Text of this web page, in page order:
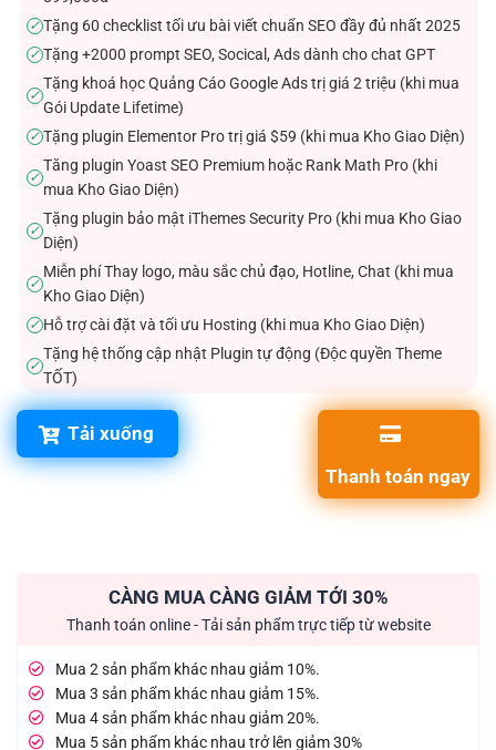
✓Tặng 60 checklist tối ưu bài viết chuẩn SEO đầy đủ nhất 2025
✓Tặng +2000 prompt SEO, Socical, Ads dành cho chat GPT
✓
Tặng khoá học Quảng Cáo Google Ads trị giá 2 triệu (khi mua
Gói Update Lifetime)
✓Tặng plugin Elementor Pro trị giá $59 (khi mua Kho Giao Diện)
✓
Tăng plugin Yoast SEO Premium hoặc Rank Math Pro (khi
mua Kho Giao Diện)
✓
Tặng plugin bảo mật iThemes Security Pro (khi mua Kho Giao
Diện)
✓
Miễn phí Thay logo, màu sắc chủ đạo, Hotline, Chat (khi mua
Kho Giao Diện)
✓Hỗ trợ cài đặt và tối ưu Hosting (khi mua Kho Giao Diện)
✓
Tặng hệ thống cập nhật Plugin tự động (Độc quyền Theme
TỐT)
Tải xuống
Thanh toán ngay
CÀNG MUA CÀNG GIẢM TỚI 30%
Thanh toán online - Tải sản phẩm trực tiếp từ website
Mua 2 sản phẩm khác nhau giảm 10%.
Mua 3 sản phẩm khác nhau giảm 15%.
Mua 4 sản phẩm khác nhau giảm 20%.
Mua 5 sản phẩm khác nhau trở lên giảm 30%